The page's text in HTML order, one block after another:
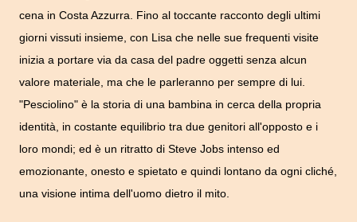
cena in Costa Azzurra. Fino al toccante racconto degli ultimi
giorni vissuti insieme, con Lisa che nelle sue frequenti visite
inizia a portare via da casa del padre oggetti senza alcun
valore materiale, ma che le parleranno per sempre di lui.
"Pesciolino" è la storia di una bambina in cerca della propria
identità, in costante equilibrio tra due genitori all'opposto e i
loro mondi; ed è un ritratto di Steve Jobs intenso ed
emozionante, onesto e spietato e quindi lontano da ogni cliché,
una visione intima dell'uomo dietro il mito.